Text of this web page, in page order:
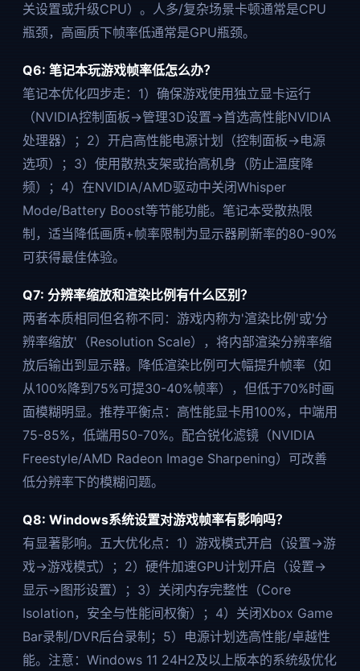
关设置或升级CPU）。人多/复杂场景卡顿通常是CPU
瓶颈，高画质下帧率低通常是GPU瓶颈。
Q6: 笔记本玩游戏帧率低怎么办？
笔记本优化四步走：1）确保游戏使用独立显卡运行
（NVIDIA控制面板→管理3D设置→首选高性能NVIDIA
处理器）；2）开启高性能电源计划（控制面板→电源
选项）；3）使用散热支架或抬高机身（防止温度降
频）；4）在NVIDIA/AMD驱动中关闭Whisper
Mode/Battery Boost等节能功能。笔记本受散热限
制，适当降低画质+帧率限制为显示器刷新率的80-90%
可获得最佳体验。
Q7: 分辨率缩放和渲染比例有什么区别？
两者本质相同但名称不同：游戏内称为'渲染比例'或'分
辨率缩放'（Resolution Scale），将内部渲染分辨率缩
放后输出到显示器。降低渲染比例可大幅提升帧率（如
从100%降到75%可提30-40%帧率），但低于70%时画
面模糊明显。推荐平衡点：高性能显卡用100%，中端用
75-85%，低端用50-70%。配合锐化滤镜（NVIDIA
Freestyle/AMD Radeon Image Sharpening）可改善
低分辨率下的模糊问题。
Q8: Windows系统设置对游戏帧率有影响吗？
有显著影响。五大优化点：1）游戏模式开启（设置→游
戏→游戏模式）；2）硬件加速GPU计划开启（设置→
显示→图形设置）；3）关闭内存完整性（Core
Isolation，安全与性能间权衡）；4）关闭Xbox Game
Bar录制/DVR后台录制；5）电源计划选高性能/卓越性
能。注意：Windows 11 24H2及以上版本的系统级优化